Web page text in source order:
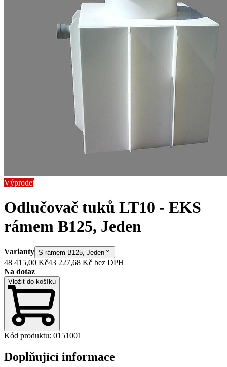
Výprodej
Odlučovač tuků LT10 - EKS
rámem B125, Jeden
Varianty S rámem B125, Jeden
48 415,00 Kč43 227,68 Kč bez DPH
Na dotaz
Vložit do košíku
Kód produktu: 0151001
Doplňující informace